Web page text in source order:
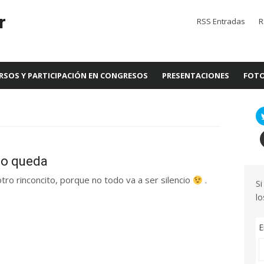
RSS Entradas
Y PARTICIPACIÓN EN CONGRESOS PRESENTACIONES
queda
rinconcito, porque no todo va a ser silencio .